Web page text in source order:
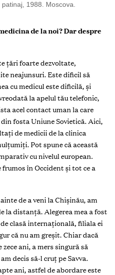
1988. Moscova.
de la noi? Dar despre
țări foarte dezvoltate,
neajunsuri. Este dificil să
cu medicul este dificilă, și
la apelul tău telefonic,
acel contact uman la care
fosta Uniune Sovietică. Aici,
de medicii de la clinica
Pot spune că această
cu nivelul european.
în Occident și tot ce a
de a veni la Chișinău, am
la distanță. Alegerea mea a fost
clasă internațională, filiala ei
că nu am greșit. Chiar dacă
ani, a mers singură să
decis să-l cruț pe Savva.
ani, astfel de abordare este